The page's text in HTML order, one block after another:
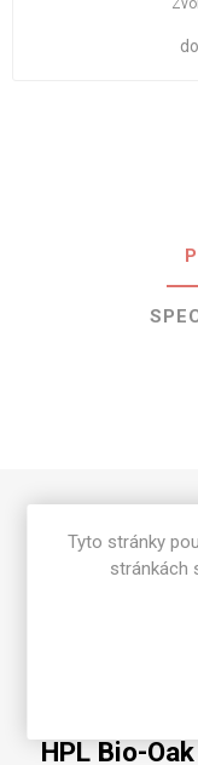
HPL Bio-
Tyto stránky
stránkách